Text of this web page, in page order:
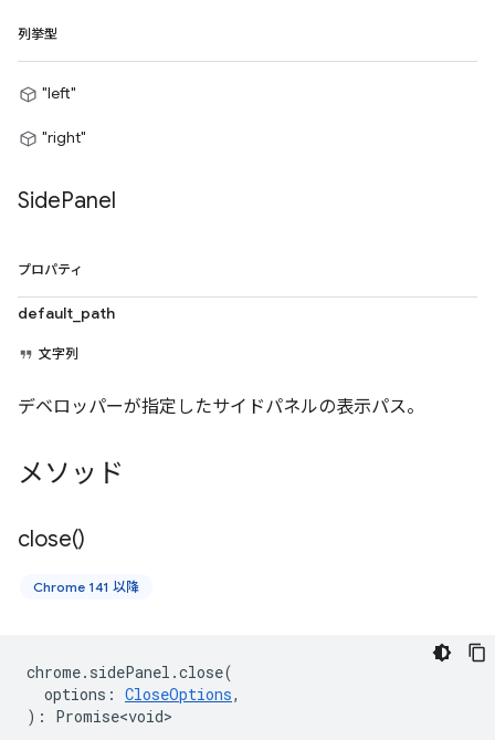
列挙型
"left"
"right"
SidePanel
プロパティ
default_path
文字列
デベロッパーが指定したサイドパネルの表示パス。
メソッド
close()
Chrome 141 以降
chrome. sidePanel .close(
options : CloseOptions,
) : Promise<void>